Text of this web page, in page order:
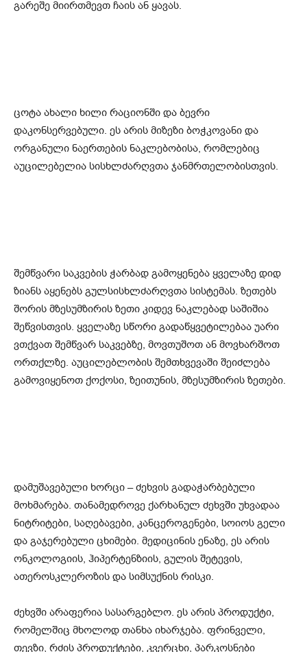
გარეშე მიირთმევთ ჩაის ან ყავას.
ცოტა ახალი ხილი რაციონში და ბევრი
დაკონსერვებული. ეს არის მიზეზი ბოჭკოვანი და
ორგანული ნაერთების ნაკლებობისა, რომლებიც
აუცილებელია სისხლძარღვთა ჯანმრთელობისთვის.
შემწვარი საკვების ჭარბად გამოყენება ყველაზე დიდ
ზიანს აყენებს გულსისხლძარღვთა სისტემას. ზეთებს
შორის მზესუმზირის ზეთი კიდევ ნაკლებად საშიშია
შეწვისთვის. ყველაზე სწორი გადაწყვეტილებაა უარი
ვთქვათ შემწვარ საკვებზე, მოვთუშოთ ან მოვხარშოთ
ორთქლზე. აუცილებლობის შემთხვევაში შეიძლება
გამოვიყენოთ ქოქოსი, ზეითუნის, მზესუმზირის ზეთები.
დამუშავებული ხორცი – ძეხვის გადაჭარბებული
მოხმარება. თანამედროვე ქარხანულ ძეხვში უხვადაა
ნიტრიტები, საღებავები, კანცეროგენები, სოიოს გელი
და გაჯერებული ცხიმები. მედიცინის ენაზე, ეს არის
ონკოლოგიის, ჰიპერტენზიის, გულის შეტევის,
ათეროსკლეროზის და სიმსუქნის რისკი.
ძეხვში არაფერია სასარგებლო. ეს არის პროდუქტი,
რომელშიც მხოლოდ თანხა იხარჯება. ფრინველი,
თევზი, რძის პროდუქტები, კვერცხი, პარკოსნები